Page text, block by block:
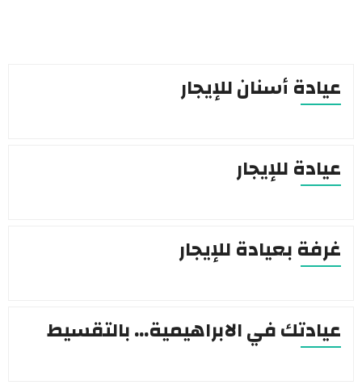
عيادة أسنان للإيجار
عيادة للإيجار
غرفة بعيادة للإيجار
عيادتك في الابراهيمية… بالتقسيط